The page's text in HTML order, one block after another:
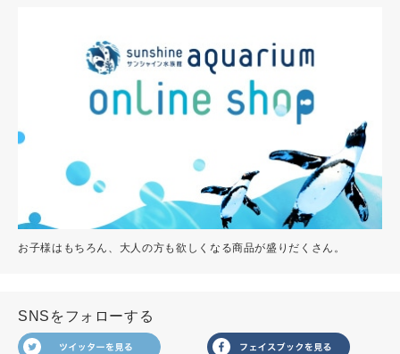
お子様はもちろん、大人の方も欲しくなる商品が盛りだくさん。
SNSをフォローする